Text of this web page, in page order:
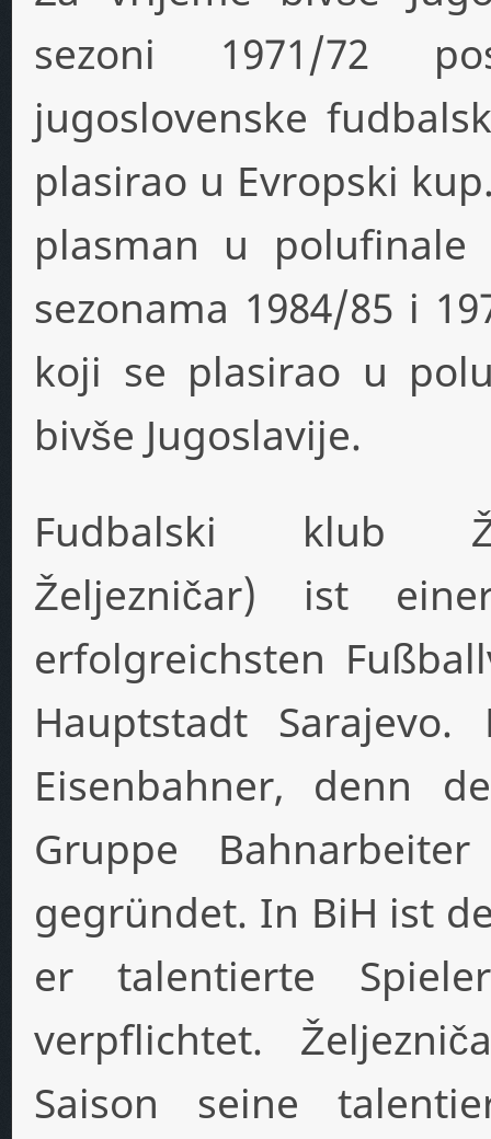
sezoni 1971/72
jugoslovenske
plasirao u Evropski
plasman u
sezonama 1984/85 i
koji se plasirao u
bivše Jugoslavije.
Fudbalski klub
Željezničar) ist
erfolgreichsten
Hauptstadt
Eisenbahner, denn
Gruppe
gegründet. In BiH ist
er talentierte
verpflichtet.
Saison seine